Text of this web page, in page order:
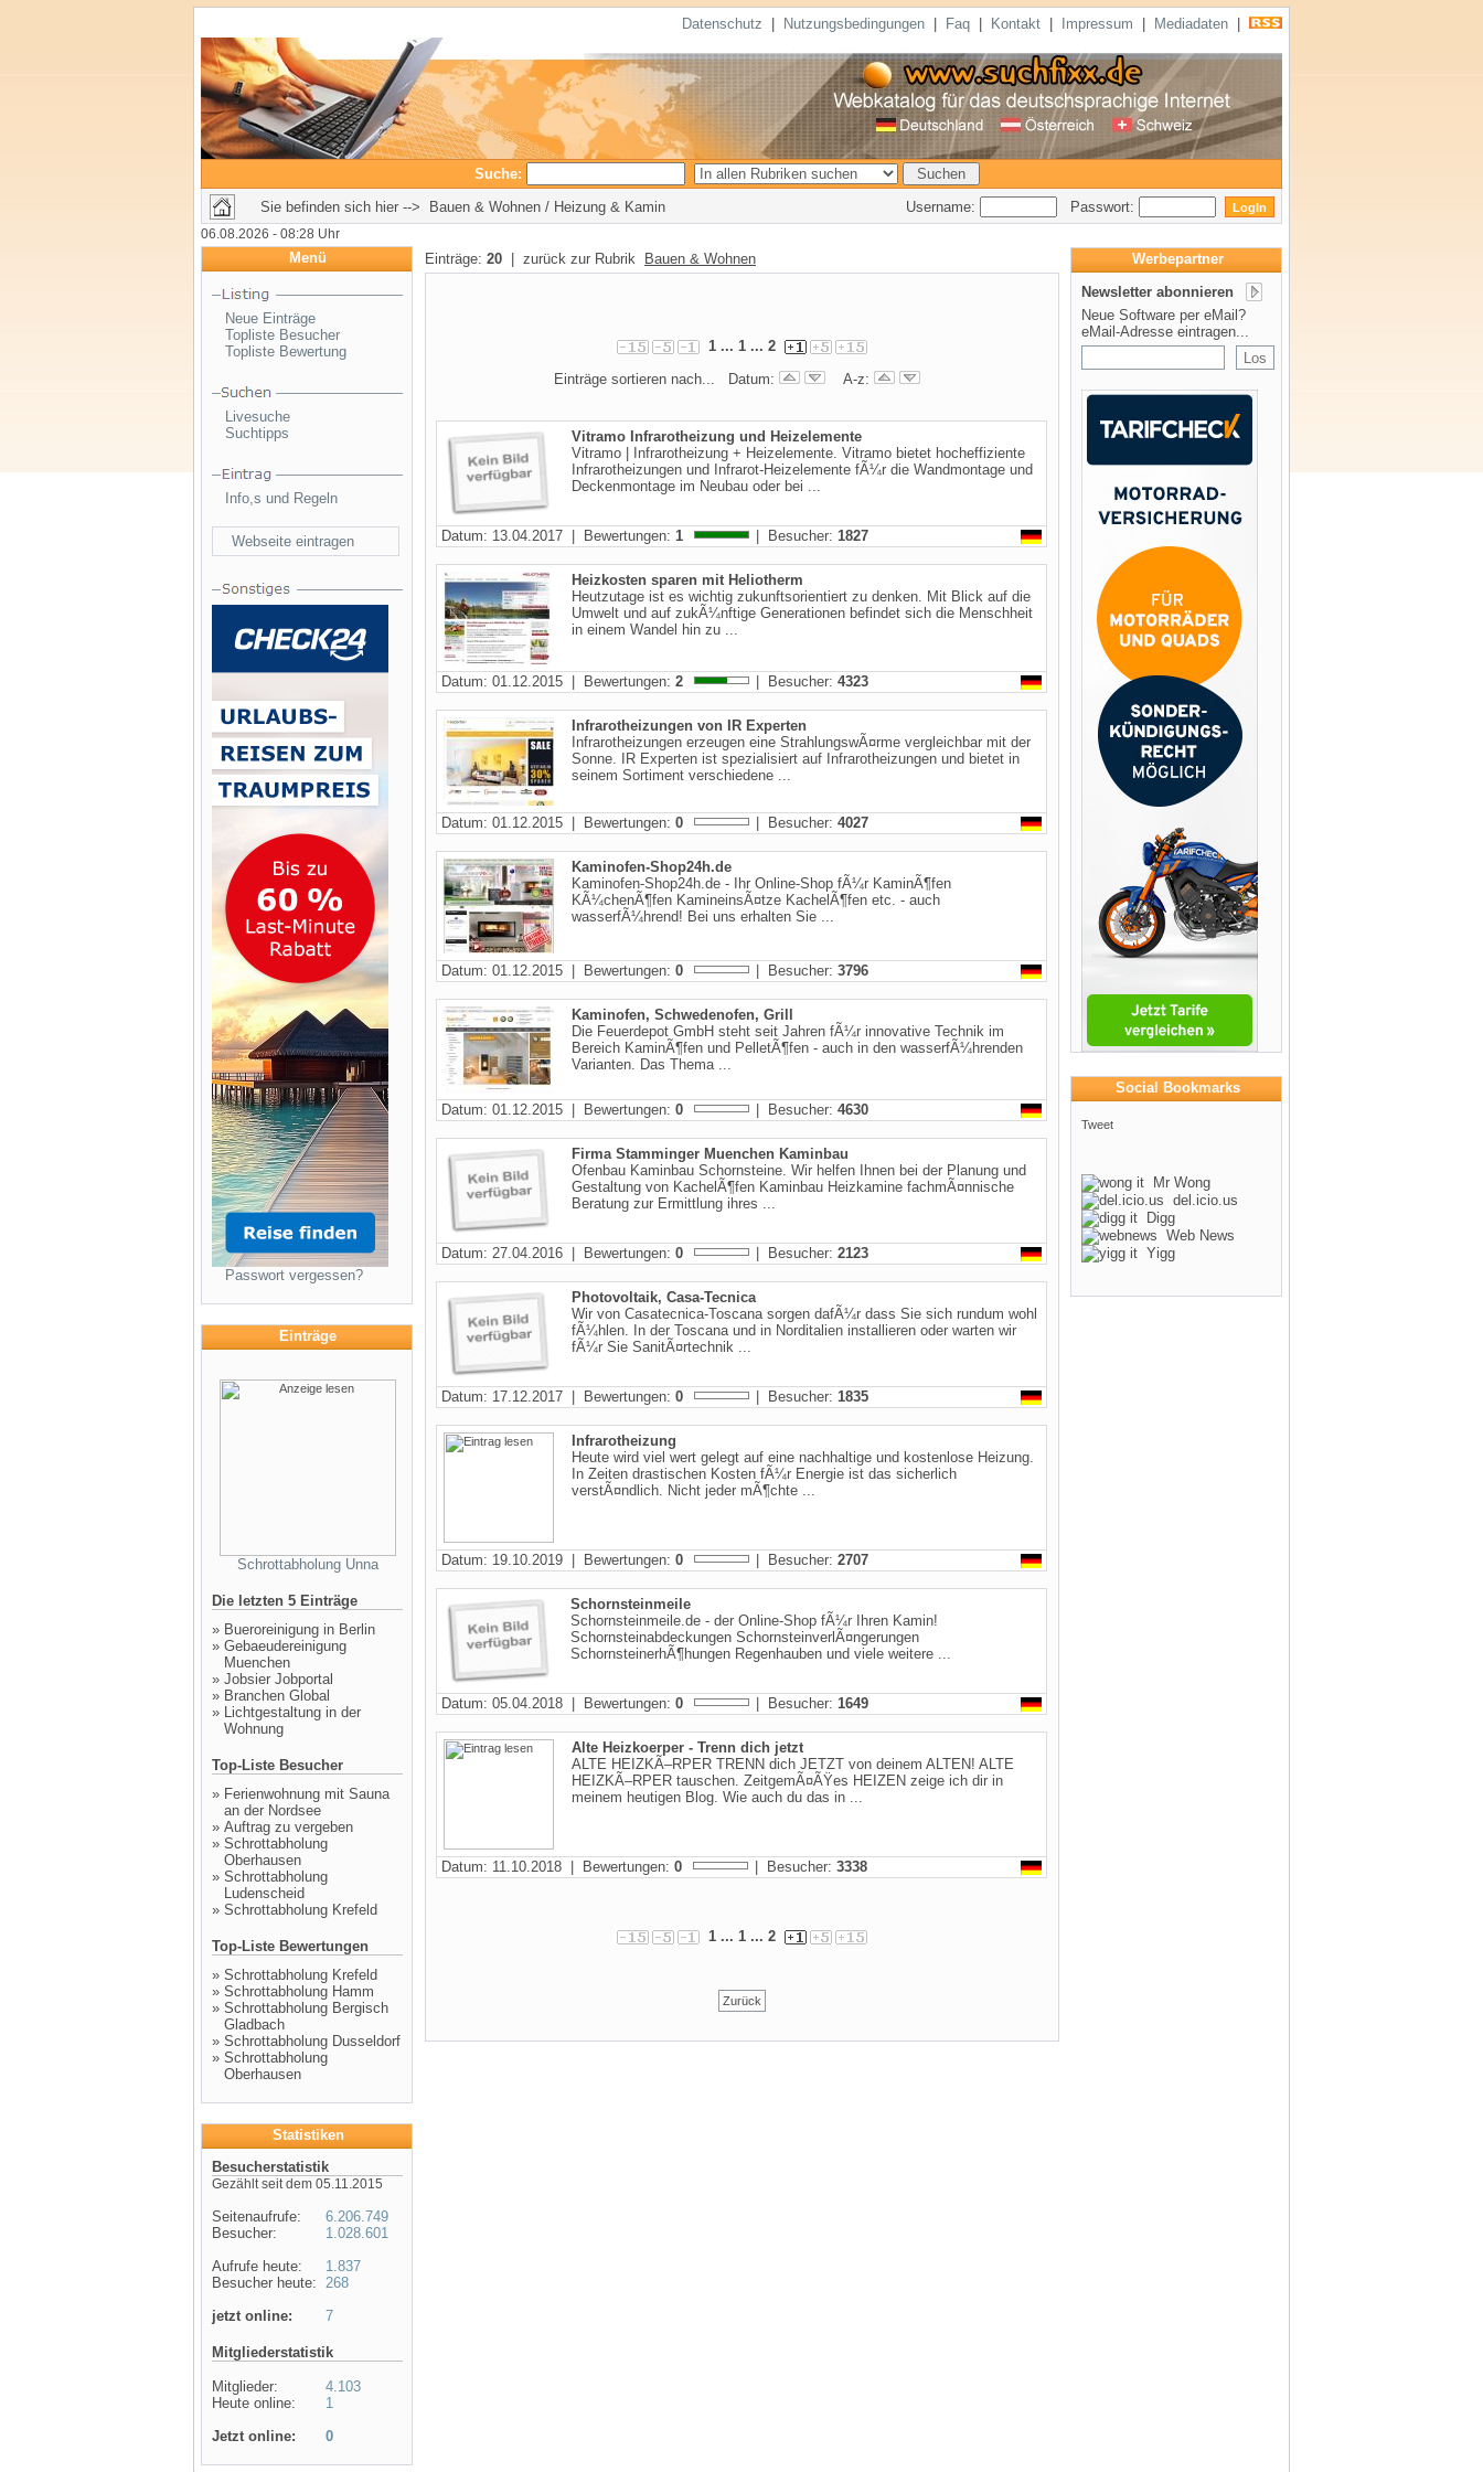
Datenschutz Nutzungsbedingungen Faq Kontakt Impressum Mediadaten
Suche:
Sie befinden sich hier --> Bauen & Wohnen / Heizung & Kamin
Username: Passwort:
06.08.2026 - 08:28 Uhr
Menü
Neue Einträge
Topliste Besucher
Topliste Bewertung
Livesuche
Suchtipps
Info,s und Regeln
Webseite eintragen
Passwort vergessen?
Einträge
Schrottabholung Unna
Die letzten 5 Einträge
» Bueroreinigung in Berlin
» Gebaeudereinigung
Muenchen
» Jobsier Jobportal
» Branchen Global
» Lichtgestaltung in der
Wohnung
Top-Liste Besucher
» Ferienwohnung mit Sauna
an der Nordsee
» Auftrag zu vergeben
» Schrottabholung
Oberhausen
» Schrottabholung
Ludenscheid
» Schrottabholung Krefeld
Top-Liste Bewertungen
» Schrottabholung Krefeld
» Schrottabholung Hamm
» Schrottabholung Bergisch
Gladbach
» Schrottabholung Dusseldorf
» Schrottabholung
Oberhausen
Statistiken
Besucherstatistik
Gezählt seit dem 05.11.2015
Seitenaufrufe:
Besucher:
Aufrufe heute:
Besucher heute:
jetzt online:
6.206.749
1.028.601
1.837
268
7
Mitgliederstatistik
Mitglieder:
Heute online:
4.103
1
Jetzt online:
0
Einträge: 20 | zurück zur Rubrik Bauen & Wohnen
1... 1 ... 2
Einträge sortieren nach... Datum:
A-z:
Vitramo Infrarotheizung und Heizelemente
Vitramo | Infrarotheizung + Heizelemente. Vitramo bietet hocheffiziente
Infrarotheizungen und Infrarot-Heizelemente fÃ¼r die Wandmontage und
Deckenmontage im Neubau oder bei ...
Datum: 13.04.2017 | Bewertungen: 1 | Besucher: 1827
Heizkosten sparen mit Heliotherm
Heutzutage ist es wichtig zukunftsorientiert zu denken. Mit Blick auf die
Umwelt und auf zukÃ¼nftige Generationen befindet sich die Menschheit
in einem Wandel hin zu ...
Datum: 01.12.2015 | Bewertungen: 2 | Besucher: 4323
Infrarotheizungen von IR Experten
Infrarotheizungen erzeugen eine StrahlungswÃ¤rme vergleichbar mit der
Sonne. IR Experten ist spezialisiert auf Infrarotheizungen und bietet in
seinem Sortiment verschiedene ...
Datum: 01.12.2015 | Bewertungen: 0 | Besucher: 4027
Kaminofen-Shop24h.de
Kaminofen-Shop24h.de - Ihr Online-Shop fÃ¼r KaminÃ¶fen
KÃ¼chenÃ¶fen KamineinsÃ¤tze KachelÃ¶fen etc. - auch
wasserfÃ¼hrend! Bei uns erhalten Sie ...
Datum: 01.12.2015 | Bewertungen: 0 | Besucher: 3796
Kaminofen, Schwedenofen, Grill
Die Feuerdepot GmbH steht seit Jahren fÃ¼r innovative Technik im
Bereich KaminÃ¶fen und PelletÃ¶fen - auch in den wasserfÃ¼hrenden
Varianten. Das Thema ...
Datum: 01.12.2015 | Bewertungen: 0 | Besucher: 4630
Firma Stamminger Muenchen Kaminbau
Ofenbau Kaminbau Schornsteine. Wir helfen Ihnen bei der Planung und
Gestaltung von KachelÃ¶fen Kaminbau Heizkamine fachmÃ¤nnische
Beratung zur Ermittlung ihres ...
Datum: 27.04.2016 | Bewertungen: 0 | Besucher: 2123
Photovoltaik, Casa-Tecnica
Wir von Casatecnica-Toscana sorgen dafÃ¼r dass Sie sich rundum wohl
fÃ¼hlen. In der Toscana und in Norditalien installieren oder warten wir
fÃ¼r Sie SanitÃ¤rtechnik ...
Datum: 17.12.2017 | Bewertungen: 0 | Besucher: 1835
Infrarotheizung
Heute wird viel wert gelegt auf eine nachhaltige und kostenlose Heizung.
In Zeiten drastischen Kosten fÃ¼r Energie ist das sicherlich
verstÃ¤ndlich. Nicht jeder mÃ¶chte ...
Datum: 19.10.2019 | Bewertungen: 0 | Besucher: 2707
Schornsteinmeile
Schornsteinmeile.de - der Online-Shop fÃ¼r Ihren Kamin!
Schornsteinabdeckungen SchornsteinverlÃ¤ngerungen
SchornsteinerhÃ¶hungen Regenhauben und viele weitere ...
Datum: 05.04.2018 | Bewertungen: 0 | Besucher: 1649
Alte Heizkoerper - Trenn dich jetzt
ALTE HEIZKÃ–RPER TRENN dich JETZT von deinem ALTEN! ALTE
HEIZKÃ–RPER tauschen. ZeitgemÃ¤ÃŸes HEIZEN zeige ich dir in
meinem heutigen Blog. Wie auch du das in ...
Datum: 11.10.2018 | Bewertungen: 0 | Besucher: 3338
1... 1 ... 2
Zurück
Werbepartner
Newsletter abonnieren
Neue Software per eMail?
eMail-Adresse eintragen...
Social Bookmarks
Tweet
Mr Wong
del.icio.us
Digg
Web News
Yigg